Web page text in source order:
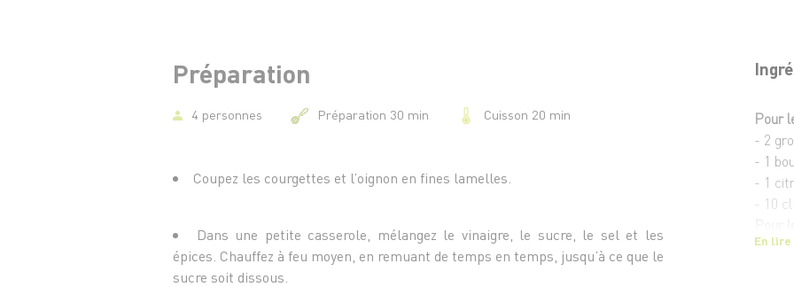
Pour
- 2
- 1
- 1
- 10 cl
- 12 cl
En
Préparation
4 personnes Préparation 30 min Cuisson 20 min
Coupez les courgettes et l’oignon en fines lamelles.
Dans une petite casserole, mélangez le vinaigre, le sucre, le sel et les
épices. Chauffez à feu moyen, en remuant de temps en temps, jusqu’à ce que le
sucre soit dissous.